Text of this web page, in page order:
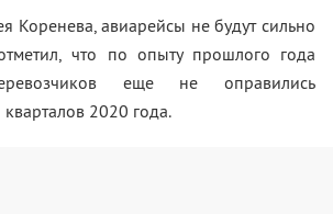
Коренева, авиарейсы не будут сильно
что по опыту прошлого года
еще не оправились
2020 года.